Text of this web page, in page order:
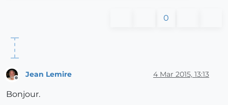
0
Jean Lemire 4 Mar 2015, 13:13
Bonjour.